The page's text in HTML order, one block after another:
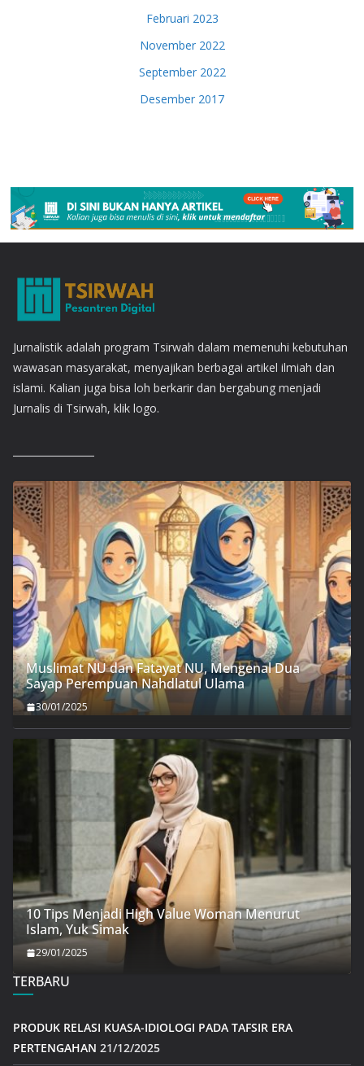
Februari 2023
November 2022
September 2022
Desember 2017
Jurnalistik adalah program Tsirwah dalam memenuhi kebutuhan
wawasan masyarakat, menyajikan berbagai artikel ilmiah dan
islami. Kalian juga bisa loh berkarir dan bergabung menjadi
Jurnalis di Tsirwah, klik logo.
Muslimat NU dan Fatayat NU, Mengenal Dua
Sayap Perempuan Nahdlatul Ulama
30/01/2025
10 Tips Menjadi High Value Woman Menurut
Islam, Yuk Simak
29/01/2025
TERBARU
PRODUK RELASI KUASA-IDIOLOGI PADA TAFSIR ERA
PERTENGAHAN 21/12/2025